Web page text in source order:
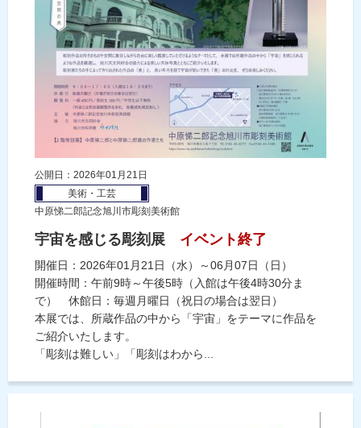
公開日：2026年01月21日
美術・工芸
中原悌二郎記念旭川市彫刻美術館
宇宙を感じる彫刻展 イベント終了
開催日：2026年01月21日（水）～06月07日（日）
開催時間：午前9時～午後5時（入館は午後4時30分ま
で） 休館日：毎週月曜日（祝日の場合は翌日）
本展では、所蔵作品の中から「宇宙」をテーマに作品を
ご紹介いたします。
「彫刻は難しい」「彫刻はわから...